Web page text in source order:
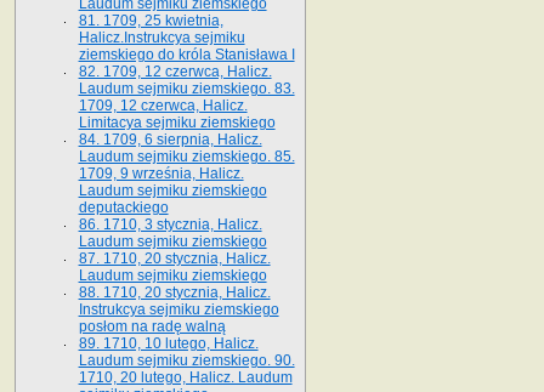
Laudum sejmiku ziemskiego
81. 1709, 25 kwietnia,
Halicz.Instrukcya sejmiku
ziemskiego do króla Stanisława I
82. 1709, 12 czerwca, Halicz.
Laudum sejmiku ziemskiego. 83.
1709, 12 czerwca, Halicz.
Limitacya sejmiku ziemskiego
84. 1709, 6 sierpnia, Halicz.
Laudum sejmiku ziemskiego. 85.
1709, 9 września, Halicz.
Laudum sejmiku ziemskiego
deputackiego
86. 1710, 3 stycznia, Halicz.
Laudum sejmiku ziemskiego
87. 1710, 20 stycznia, Halicz.
Laudum sejmiku ziemskiego
88. 1710, 20 stycznia, Halicz.
Instrukcya sejmiku ziemskiego
posłom na radę walną
89. 1710, 10 lutego, Halicz.
Laudum sejmiku ziemskiego. 90.
1710, 20 lutego, Halicz. Laudum